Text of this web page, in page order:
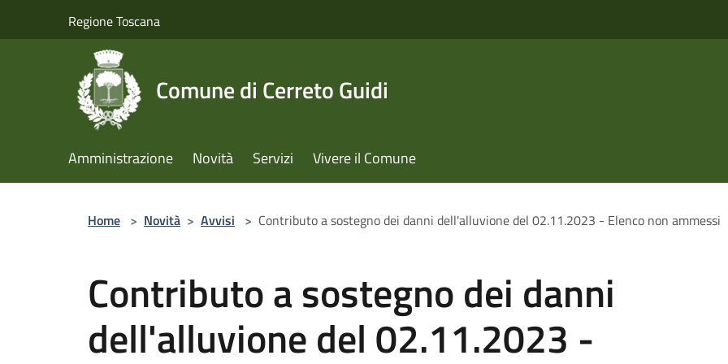
Regione Toscana
Comune di Cerreto Guidi
Amministrazione Novità Servizi Vivere il Comune
Home > Novità > Avvisi > Contributo a sostegno dei danni dell'alluvione del 02.11.2023 - Elenco non ammessi
Contributo a sostegno dei danni
dell'alluvione del 02.11.2023 -